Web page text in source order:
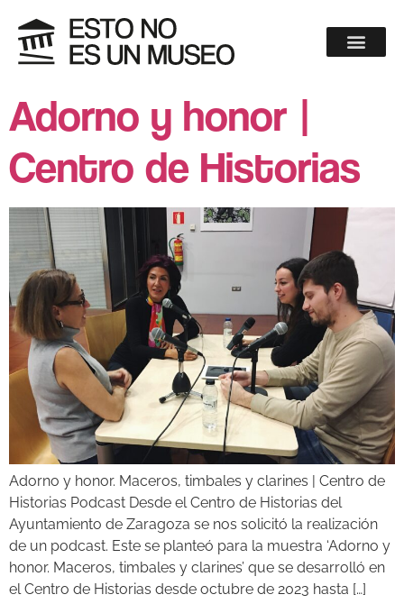
Adorno y honor |
Centro de Historias
Adorno y honor. Maceros, timbales y clarines | Centro de
Historias Podcast Desde el Centro de Historias del
Ayuntamiento de Zaragoza se nos solicitó la realización
de un podcast. Este se planteó para la muestra ‘Adorno y
honor. Maceros, timbales y clarines’ que se desarrolló en
el Centro de Historias desde octubre de 2023 hasta […]